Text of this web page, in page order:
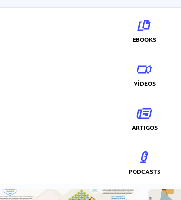
EBOOKS
VÍDEOS
ARTIGOS
PODCASTS